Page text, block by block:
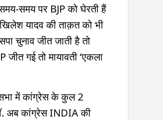
समय पर BJP को घेरती हैं
यादव की ताक़त को भी
चुनाव जीत जाती है तो
गई तो मायावती ‘एकला
में कांग्रेस के कुल 2
अब कांग्रेस INDIA की